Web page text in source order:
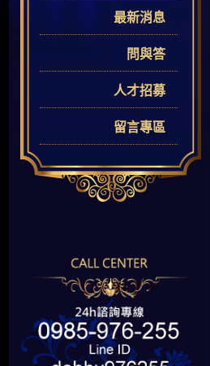
最新消息
問與答
人才招募
留言專區